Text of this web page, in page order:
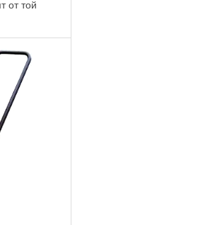
от той